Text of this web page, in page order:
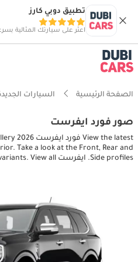
تطبيق دوبي كارز
اعثر على سيارتك المثالية
الصفحة الرئيسية السيارات
صور فورد ايفرست
Take a look at the Front, Rear and
Side profiles. ايفرست is available in 4 variants. View all ايفرست pictures.